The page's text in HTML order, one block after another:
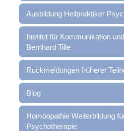
Ausbildung Heilpraktiker
Institut für Kommunikation
Bernhard Tille
Rückmeldungen früherer
Blog
Homöopathie Weiterbildung
Psychotherapie